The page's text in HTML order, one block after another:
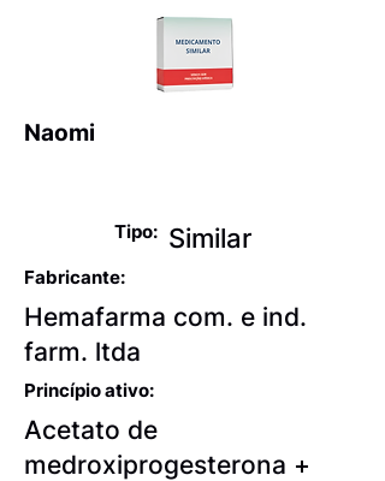
Naomi
Tipo: Similar
Fabricante:
Hemafarma com. e ind.
farm. ltda
Princípio ativo:
Acetato de
medroxiprogesterona +